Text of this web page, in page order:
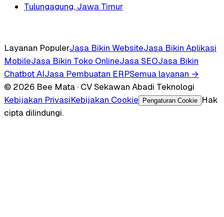
Tulungagung, Jawa Timur
Layanan PopulerJasa Bikin WebsiteJasa Bikin Aplikasi
MobileJasa Bikin Toko OnlineJasa SEOJasa Bikin
Chatbot AIJasa Pembuatan ERPSemua layanan →
© 2026 Bee Mata · CV Sekawan Abadi Teknologi
Kebijakan PrivasiKebijakan Cookie Pengaturan Cookie
Hak
cipta dilindungi.